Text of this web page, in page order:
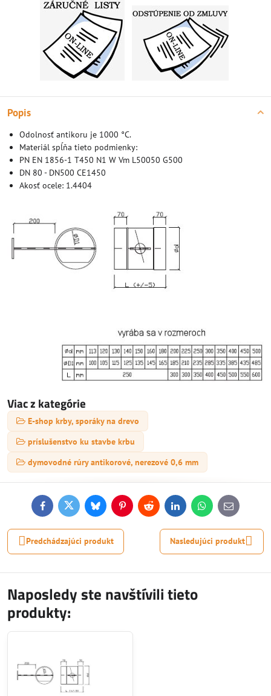
Popis
Odolnosť antikoru je 1000 °C.
Materiál spĺňa tieto podmienky:
PN EN 1856-1 T450 N1 W Vm L50050 G500
DN 80 - DN500 CE1450
Akosť ocele: 1.4404
Viac z kategórie
E-shop krby, sporáky na drevo
príslušenstvo ku stavbe krbu
dymovodné rúry antikorové, nerezové 0,6 mm
FacebookTwitterBlueskyPinterestReddit LinkedInWhatsApp
E-
mail
Predchádzajúci produkt Nasledujúci produkt
Naposledy ste navštívili tieto
produkty: